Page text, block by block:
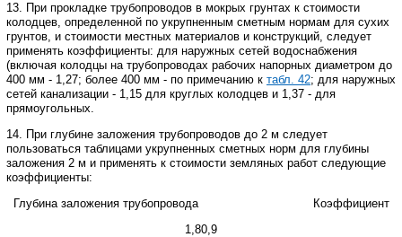
13. При прокладке трубопроводов в мокрых грунтах к стоимости
колодцев, определенной по укрупненным сметным нормам для сухих
грунтов, и стоимости местных материалов и конструкций, следует
применять коэффициенты: для наружных сетей водоснабжения
(включая колодцы на трубопроводах рабочих напорных диаметром до
400 мм - 1,27; более 400 мм - по примечанию к табл. 42; для наружных
сетей канализации - 1,15 для круглых колодцев и 1,37 - для
прямоугольных.
14. При глубине заложения трубопроводов до 2 м следует
пользоваться таблицами укрупненных сметных норм для глубины
заложения 2 м и применять к стоимости земляных работ следующие
коэффициенты:
Глубина заложения трубопровода Коэффициент
1,80,9